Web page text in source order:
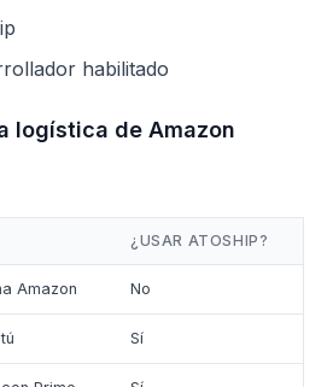
habilitado
logística de Amazon
¿USAR ATOSHIP?
Amazon No
Sí